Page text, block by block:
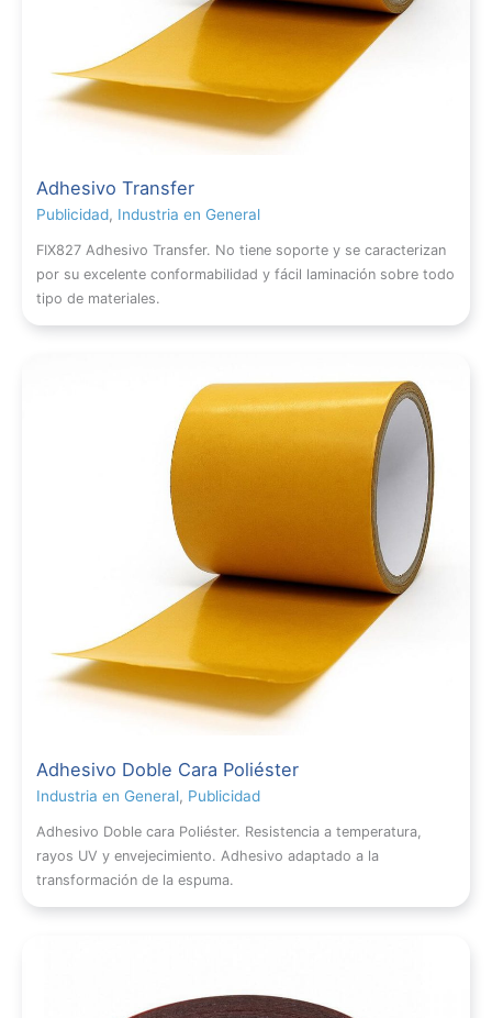
Adhesivo Transfer
Publicidad, Industria en General
FIX827 Adhesivo Transfer. No tiene soporte y se caracterizan
por su excelente conformabilidad y fácil laminación sobre todo
tipo de materiales.
Adhesivo Doble Cara Poliéster
Industria en General, Publicidad
Adhesivo Doble cara Poliéster. Resistencia a temperatura,
rayos UV y envejecimiento. Adhesivo adaptado a la
transformación de la espuma.